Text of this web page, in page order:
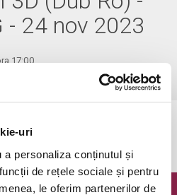
uri
a personaliza conținutul și
de rețele sociale și pentru
le oferim partenerilor de
- 24 nov 2023
17:00
a expirat.